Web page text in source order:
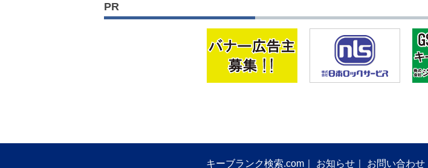
PR
キーブランク検索.com お知らせ お問い合わせ